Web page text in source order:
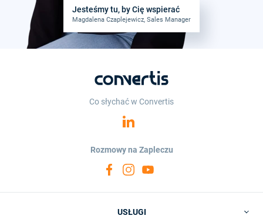
Jesteśmy tu, by Cię wspierać
Magdalena Czaplejewicz, Sales Manager
Co słychać w Convertis
Rozmowy na Zapleczu
USŁUGI